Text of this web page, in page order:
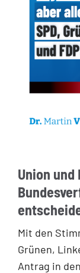
Union
Mit den
Grünen,
Antrag in